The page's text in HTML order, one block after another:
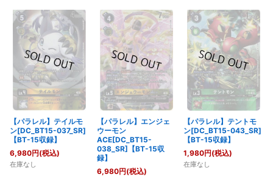
【パラレル】テイルモ
ン[DC_BT15-037_SR]
【BT-15収録】
6,980円(税込)
在庫なし
【パラレル】エンジェ
ウーモン
ACE[DC_BT15-
038_SR]【BT-15収
録】
6,980円(税込)
【パラレル】テントモ
ン[DC_BT15-043_SR]
【BT-15収録】
1,980円(税込)
在庫なし